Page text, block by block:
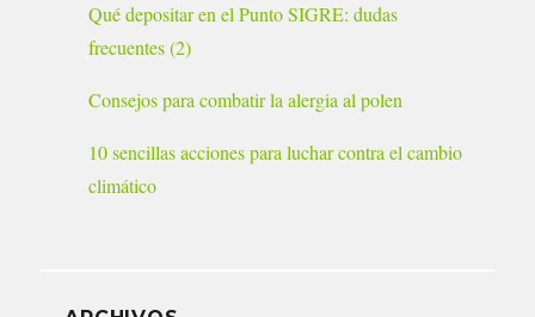
Qué depositar en el Punto SIGRE: dudas
frecuentes (2)
Consejos para combatir la alergia al polen
10 sencillas acciones para luchar contra el cambio
climático